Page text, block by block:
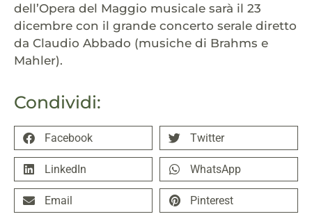
Condividi:
Facebook Twitter
LinkedIn WhatsApp
Email Pinterest
dell’Opera del Maggio musicale sarà il 23
dicembre con il grande concerto serale diretto
da Claudio Abbado (musiche di Brahms e
Mahler).